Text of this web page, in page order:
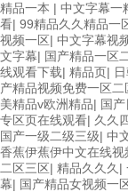
精品一本 | 中文字幕一
看| 99精品久久精品一
视频一区| 中文字幕视
文字幕| 国产精品一区
线观看下载| 精品页|
产精品视频免费一区二
美精品v欧洲精品| 国
专区页在线观看| 久久
国产一级二级三级| 中
香蕉伊蕉伊中文在线视
二区三区| 精品久久久 |
幕| 国产精品女视频一